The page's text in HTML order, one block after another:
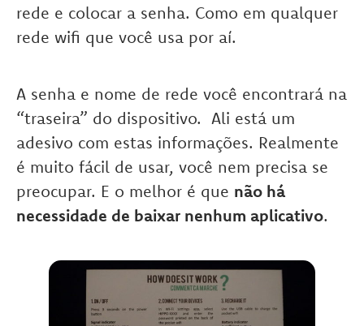
rede e colocar a senha. Como em qualquer
rede wifi que você usa por aí.
A senha e nome de rede você encontrará na
“traseira” do dispositivo. Ali está um
adesivo com estas informações. Realmente
é muito fácil de usar, você nem precisa se
preocupar. E o melhor é que não há
necessidade de baixar nenhum aplicativo.